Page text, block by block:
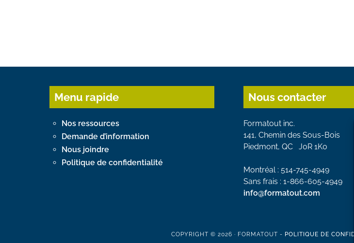
Menu rapide
Nos ressources
Demande d’information
Nous joindre
Politique de confidentialité
Nous contacter
Formatout inc.
141, Chemin des Sous-Bois
Piedmont, QC J0R 1K0
Montréal : 514-745-4949
Sans frais : 1-866-605-4949
info@formatout.com
COPYRIGHT © 2026 · FORMATOUT - POLITIQUE DE